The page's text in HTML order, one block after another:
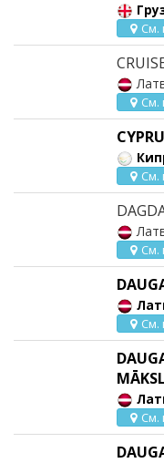
См.
См.
См.
См.
См.
См.